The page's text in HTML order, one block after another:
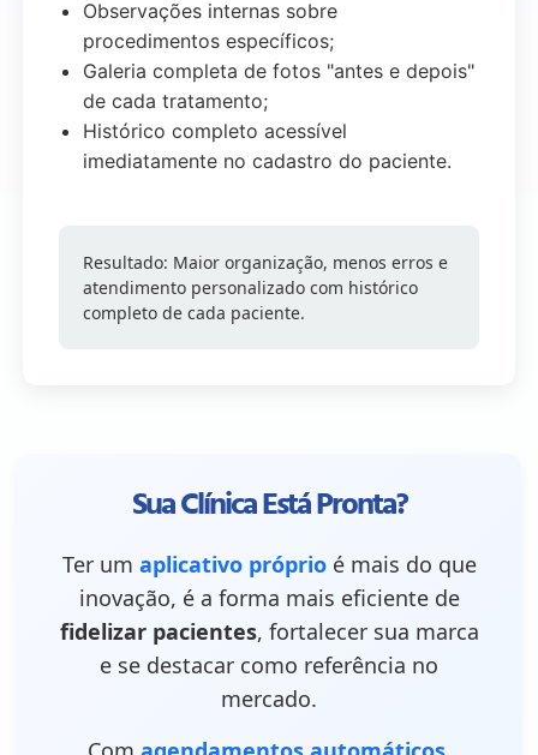
Observações internas sobre
procedimentos específicos;
Galeria completa de fotos "antes e depois"
de cada tratamento;
Histórico completo acessível
imediatamente no cadastro do paciente.
Resultado: Maior organização, menos erros e
atendimento personalizado com histórico
completo de cada paciente.
Sua Clínica Está Pronta?
Ter um aplicativo próprioé mais do que
inovação, é a forma mais eficiente de
fidelizar pacientes, fortalecer sua marca
e se destacar como referência no
mercado.